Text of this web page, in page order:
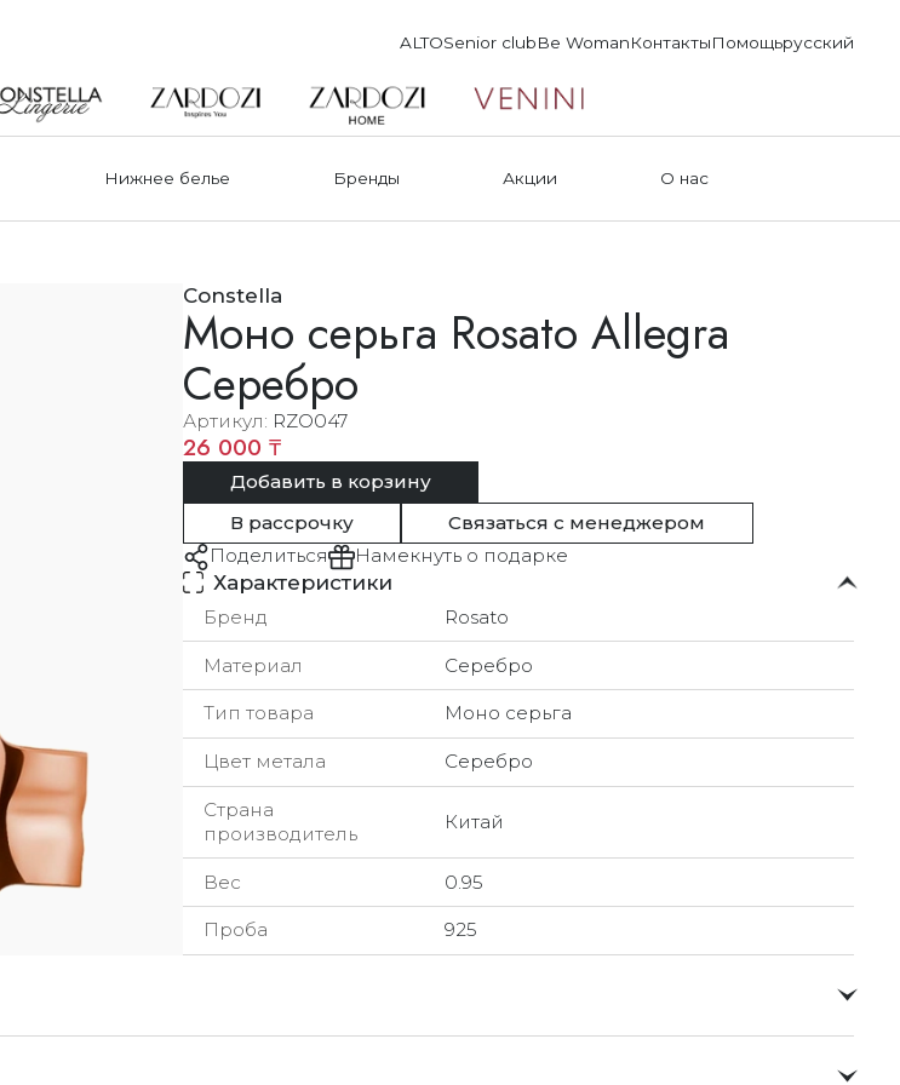
ALTOSenior clubBe WomanКонтактыПомощьрусский
Нижнее белье Бренды Акции О нас
Constella
Моно серьга Rosato Allegra
Серебро
Артикул RZO047
26 000 ₸
Добавить в корзину
В рассрочку
Связаться с менеджером
Поделиться
Намекнуть о подарке
Характеристики
Бренд Rosato
Материал Серебро
Тип товара Моно серьга
Цвет метала Серебро
Страна
производитель
Китай
Вес 0.95
Проба 925